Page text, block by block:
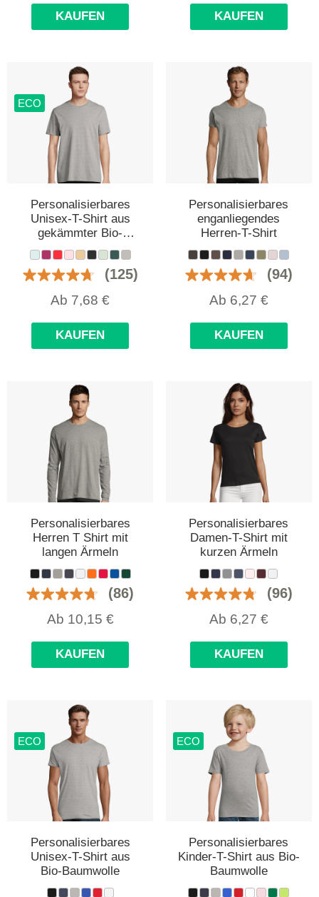
KAUFEN KAUFEN
ECO
Personalisierbares
Unisex-T-Shirt aus
gekämmter Bio-
Baumwolle
(125)
Ab 7,68 €
KAUFEN
Personalisierbares
enganliegendes
Herren-T-Shirt
(94)
Ab 6,27 €
KAUFEN
Personalisierbares
Herren T Shirt mit
langen Ärmeln
(86)
Ab 10,15 €
KAUFEN
Personalisierbares
Damen-T-Shirt mit
kurzen Ärmeln
(96)
Ab 6,27 €
KAUFEN
ECO
Personalisierbares
Unisex-T-Shirt aus
Bio-Baumwolle
ECO
Personalisierbares
Kinder-T-Shirt aus Bio-
Baumwolle